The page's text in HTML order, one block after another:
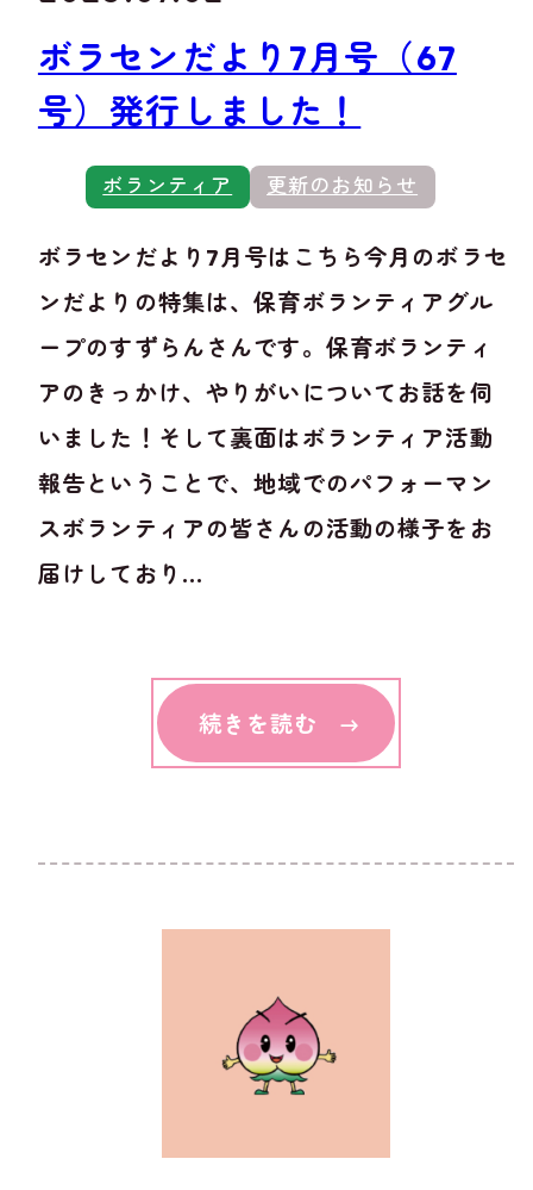
ボラセンだより7月号（67
号）発行しました！
ボランティア 更新のお知らせ
ボラセンだより7月号はこちら今月のボラセ
ンだよりの特集は、保育ボランティアグル
ープのすずらんさんです。保育ボランティ
アのきっかけ、やりがいについてお話を伺
いました！そして裏面はボランティア活動
報告ということで、地域でのパフォーマン
スボランティアの皆さんの活動の様子をお
届けしており...
続きを読む